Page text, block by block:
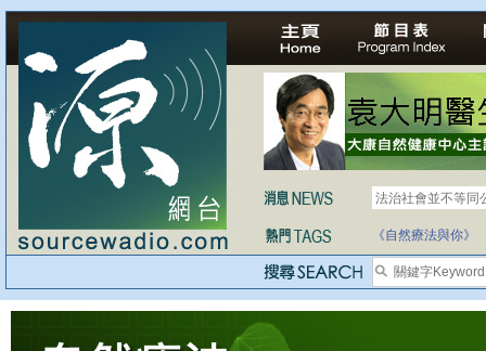
法治社會並不等同
《自然療法與你》